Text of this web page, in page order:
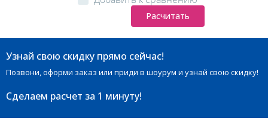
Расчитать
Узнай свою скидку прямо сейчас!
Позвони, оформи заказ или приди в шоурум и узнай свою скидку!
Сделаем расчет за 1 минуту!